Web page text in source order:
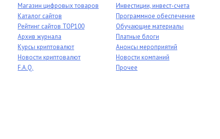
Магазин цифровых товаров
Каталог сайтов
Рейтинг сайтов TOP100
Архив журнала
Курсы криптовалют
Новости криптовалют
F.A.Q.
Инвестиции, инвест-счета
Программное обеспечение
Обучающие материалы
Платные блоги
Анонсы мероприятий
Новости компаний
Прочее